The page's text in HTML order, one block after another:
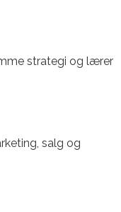
strategi og lærer
salg og